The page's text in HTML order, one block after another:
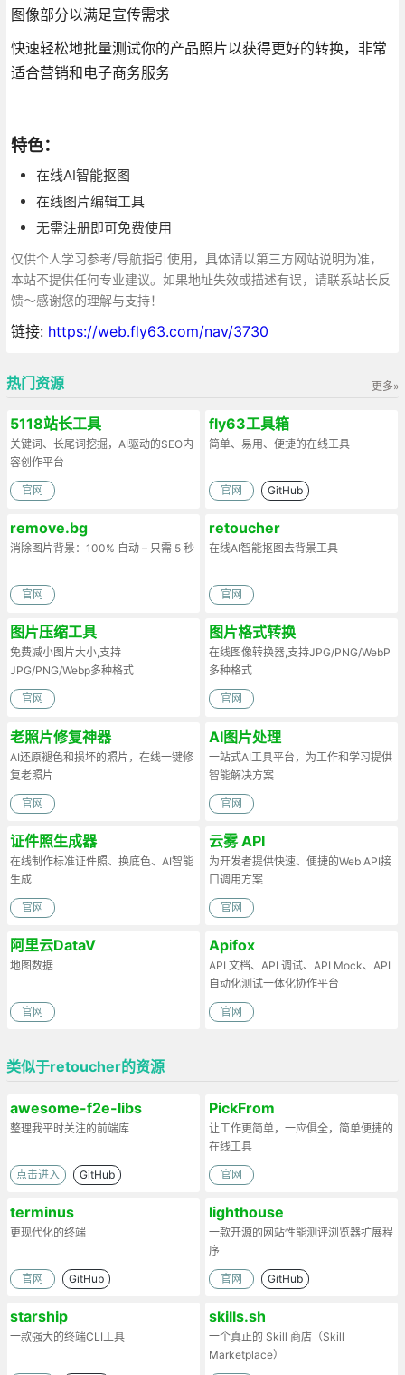
图像部分以满足宣传需求
快速轻松地批量测试你的产品照片以获得更好的转换，非常
适合营销和电子商务服务
特色：
在线AI智能抠图
在线图片编辑工具
无需注册即可免费使用
仅供个人学习参考/导航指引使用，具体请以第三方网站说明为准，
本站不提供任何专业建议。如果地址失效或描述有误，请联系站长反
馈～感谢您的理解与支持！
链接: https://web.fly63.com/nav/3730
更多»
热门资源
5118站长工具
关键词、长尾词挖掘，AI驱动的SEO内
容创作平台
官网
fly63工具箱
简单、易用、便捷的在线工具
官网 GitHub
remove.bg
消除图片背景：100% 自动 – 只需 5 秒
官网
retoucher
在线AI智能抠图去背景工具
官网
图片压缩工具
免费减小图片大小,支持
JPG/PNG/Webp多种格式
官网
图片格式转换
在线图像转换器,支持JPG/PNG/WebP
多种格式
官网
老照片修复神器
AI还原褪色和损坏的照片，在线一键修
复老照片
官网
AI图片处理
一站式AI工具平台，为工作和学习提供
智能解决方案
官网
证件照生成器
在线制作标准证件照、换底色、AI智能
生成
官网
云雾 API
为开发者提供快速、便捷的Web API接
口调用方案
官网
阿里云DataV
地图数据
官网
Apifox
API 文档、API 调试、API Mock、API
自动化测试一体化协作平台
官网
类似于retoucher的资源
awesome-f2e-libs
整理我平时关注的前端库
点击进入 GitHub
PickFrom
让工作更简单，一应俱全，简单便捷的
在线工具
官网
terminus
更现代化的终端
官网 GitHub
lighthouse
一款开源的网站性能测评浏览器扩展程
序
官网 GitHub
starship
一款强大的终端CLI工具
skills.sh
一个真正的 Skill 商店（Skill
Marketplace）